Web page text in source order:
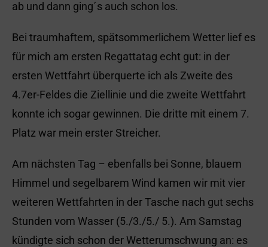
ab und dann ging´s auch schon los.
Bei traumhaftem, spätsommerlichem Wetter lief es
für mich am ersten Regattatag echt gut: in der
ersten Wettfahrt überquerte ich als Zweite des
4.7er-Feldes die Ziellinie und die zweite Wettfahrt
konnte ich sogar gewinnen. Die dritte mit einem 7.
Platz war mein erster Streicher.
Am nächsten Tag – ebenfalls bei Sonne, blauem
Himmel und segelbarem Wind kamen wir mit vier
weiteren Wettfahrten in der Tasche nach gut sechs
Stunden vom Wasser (5./3./5./ 5.). Am Samstag
kündigte sich schon der Wetterumschwung an: es